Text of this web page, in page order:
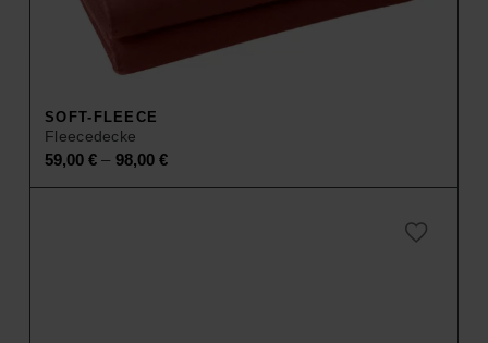
SOFT-FLEECE
Fleecedecke
59,00 € – 98,00 €